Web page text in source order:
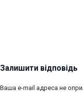
Залишити відповідь
Ваша e-mail адреса не